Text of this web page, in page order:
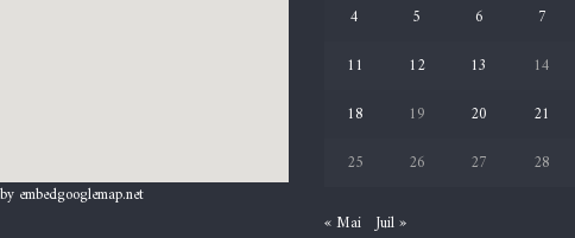
embedgooglemap.net
4
5 6 7
11
12 13 14
18
19 20 21
25
26 27 28
« Mai Juil »